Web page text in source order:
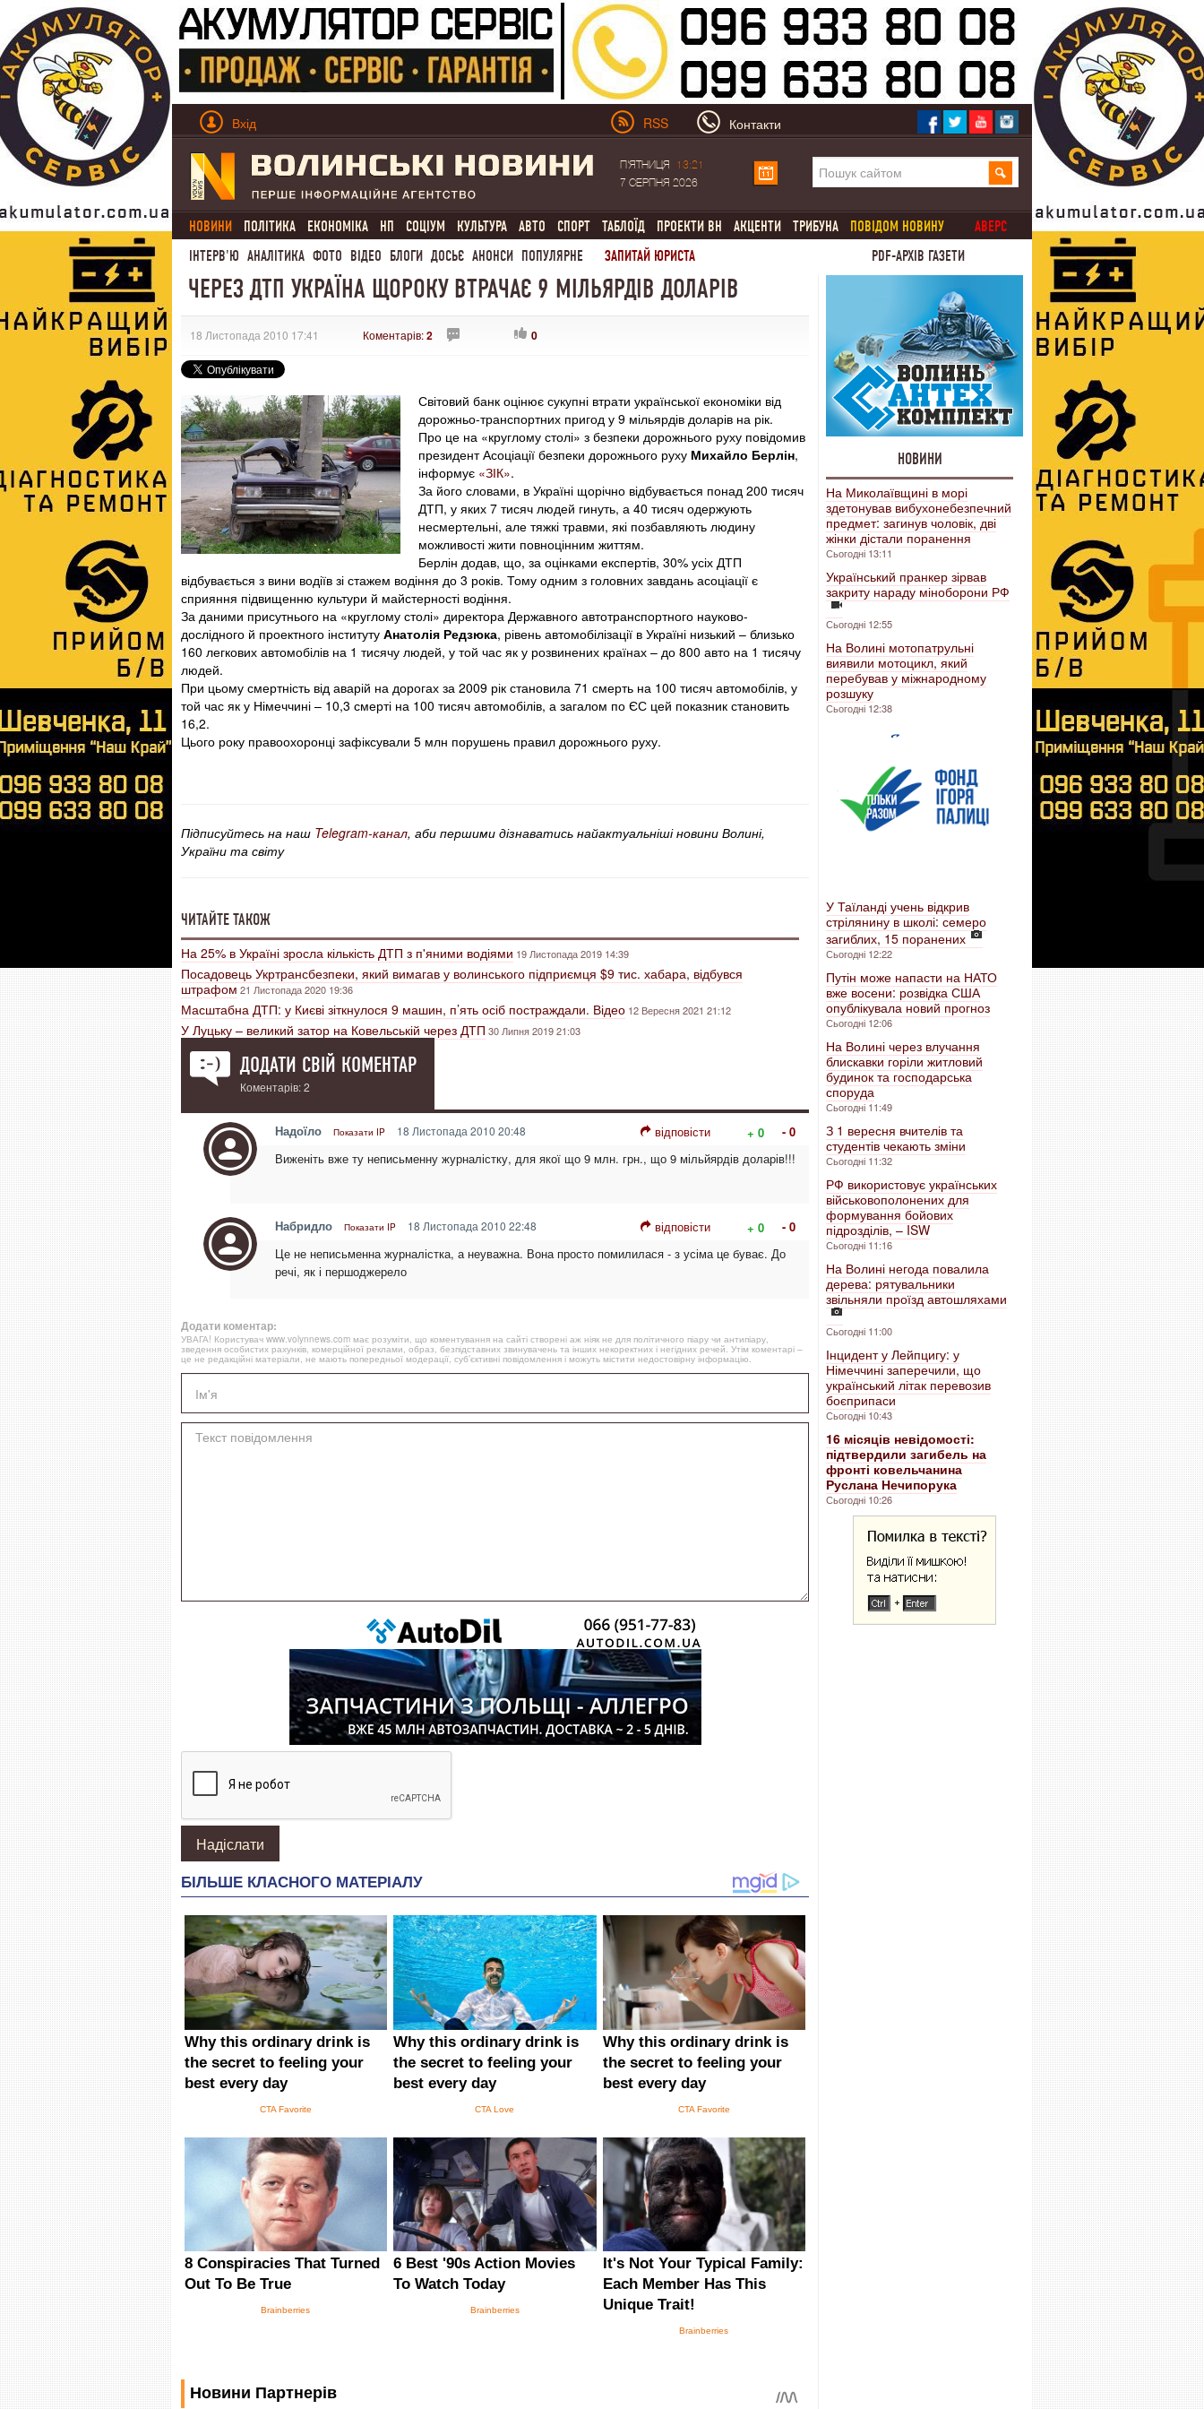
Вхід RSS Контакти
П'ЯТНИЦЯ
13:21
7 СЕРПНЯ 2026
НОВИНИ ПОЛІТИКА ЕКОНОМІКА НП СОЦІУМ КУЛЬТУРА АВТО СПОРТ ТАБЛОЇД ПРОЕКТИ ВН АКЦЕНТИ ТРИБУНА ПОВІДОМ НОВИНУ
АВЕРС
ІНТЕРВ'Ю АНАЛІТИКА ФОТО ВІДЕО БЛОГИ ДОСЬЄ АНОНСИ ПОПУЛЯРНЕ ЗАПИТАЙ ЮРИСТА PDF-АРХІВ ГАЗЕТИ
ЧЕРЕЗ ДТП УКРАЇНА ЩОРОКУ ВТРАЧАЄ 9 МІЛЬЯРДІВ ДОЛАРІВ
18 Листопада 2010 17:41 Коментарів:2 0
Світовий банк оцінює сукупні втрати української економіки від
дорожньо-транспортних пригод у 9 мільярдів доларів на рік.
Про це на «круглому столі» з безпеки дорожнього руху повідомив
президент Асоціації безпеки дорожнього руху Михайло Берлін,
інформує «ЗІК».
За його словами, в Україні щорічно відбувається понад 200 тисяч
ДТП, у яких 7 тисяч людей гинуть, а 40 тисяч одержують
несмертельні, але тяжкі травми, які позбавляють людину
можливості жити повноцінним життям.
Берлін додав, що, за оцінками експертів, 30% усіх ДТП
відбувається з вини водіїв зі стажем водіння до 3 років. Тому одним з головних завдань асоціації є
сприяння підвищенню культури й майстерності водіння.
За даними присутнього на «круглому столі» директора Державного автотранспортного науково-
дослідного й проектного інституту Анатолія Редзюка, рівень автомобілізації в Україні низький – близько
160 легкових автомобілів на 1 тисячу людей, у той час як у розвинених країнах – до 800 авто на 1 тисячу
людей.
При цьому смертність від аварій на дорогах за 2009 рік становила 71 смерть на 100 тисяч автомобілів, у
той час як у Німеччині – 10,3 смерті на 100 тисяч автомобілів, а загалом по ЄС цей показник становить
16,2.
Цього року правоохоронці зафіксували 5 млн порушень правил дорожнього руху.
Підписуйтесь на наш Telegram-канал, аби першими дізнаватись найактуальніші новини Волині,
України та світу
ЧИТАЙТЕ ТАКОЖ
На 25% в Україні зросла кількість ДТП з п'яними водіями 19 Листопада 2019 14:39
Посадовець Укртрансбезпеки, який вимагав у волинського підприємця $9 тис. хабара, відбувся
штрафом21 Листопада 2020 19:36
Масштабна ДТП: у Києві зіткнулося 9 машин, п’ять осіб постраждали. Відео 12 Вересня 2021 21:12
У Луцьку – великий затор на Ковельській через ДТП 30 Липня 2019 21:03
ДОДАТИ СВІЙ КОМЕНТАР
Коментарів: 2
Надоїло Показати IP 18 Листопада 2010 20:48 відповісти + 0
- 0
Виженіть вже ту неписьменну журналістку, для якої що 9 млн. грн., що 9 мільйярдів доларів!!!
Набридло Показати IP 18 Листопада 2010 22:48 відповісти + 0
- 0
Це не неписьменна журналістка, а неуважна. Вона просто помилилася - з усіма це буває. До
речі, як і першоджерело
Додати коментар:
УВАГА! Користувач www.volynnews.com має розуміти, що коментування на сайті створені аж ніяк не для політичного піару чи антипіару,
зведення особистих рахунків, комерційної реклами, образ, безпідставних звинувачень та інших некоректних і негідних речей. Утім коментарі –
це не редакційні матеріали, не мають попередньої модерації, суб’єктивні повідомлення і можуть містити недостовірну інформацію.
НОВИНИ
На Миколаївщині в морі
здетонував вибухонебезпечний
предмет: загинув чоловік, дві
жінки дістали поранення
Сьогодні 13:11
Український пранкер зірвав
закриту нараду міноборони РФ
Сьогодні 12:55
На Волині мотопатрульні
виявили мотоцикл, який
перебував у міжнародному
розшуку
Сьогодні 12:38
У Таїланді учень відкрив
стрілянину в школі: семеро
загиблих, 15 поранених
Сьогодні 12:22
Путін може напасти на НАТО
вже восени: розвідка США
опублікувала новий прогноз
Сьогодні 12:06
На Волині через влучання
блискавки горіли житловий
будинок та господарська
споруда
Сьогодні 11:49
З 1 вересня вчителів та
студентів чекають зміни
Сьогодні 11:32
РФ використовує українських
військовополонених для
формування бойових
підрозділів, – ISW
Сьогодні 11:16
На Волині негода повалила
дерева: рятувальники
звільняли проїзд автошляхами
Сьогодні 11:00
Інцидент у Лейпцигу: у
Німеччині заперечили, що
український літак перевозив
боєприпаси
Сьогодні 10:43
16 місяців невідомості:
підтвердили загибель на
фронті ковельчанина
Руслана Нечипорука
Сьогодні 10:26